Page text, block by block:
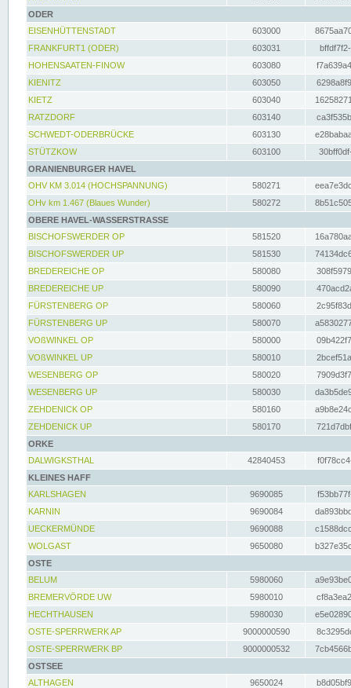
ODER
EISENHÜTTENSTADT
603000
FRANKFURT1 (ODER)
603031
HOHENSAATEN-FINOW
603080
KIENITZ
603050
KIETZ
603040
RATZDORF
603140
SCHWEDT-ODERBRÜCKE
603130
STÜTZKOW
603100
ORANIENBURGER HAVEL
OHV KM 3.014 (HOCHSPANNUNG)
580271
OHv km 1.467 (Blaues Wunder)
580272
OBERE HAVEL-WASSERSTRASSE
BISCHOFSWERDER OP
581520
BISCHOFSWERDER UP
581530
BREDEREICHE OP
580080
BREDEREICHE UP
580090
FÜRSTENBERG OP
580060
FÜRSTENBERG UP
580070
VOßWINKEL OP
580000
VOßWINKEL UP
580010
WESENBERG OP
580020
WESENBERG UP
580030
ZEHDENICK OP
580160
ZEHDENICK UP
580170
ORKE
DALWIGKSTHAL
42840453
KLEINES HAFF
KARLSHAGEN
9690085
KARNIN
9690084
UECKERMÜNDE
9690088
WOLGAST
9650080
OSTE
BELUM
5980060
BREMERVÖRDE UW
5980010
HECHTHAUSEN
5980030
OSTE-SPERRWERK AP
9000000590
OSTE-SPERRWERK BP
9000000532
OSTSEE
ALTHAGEN
9650024